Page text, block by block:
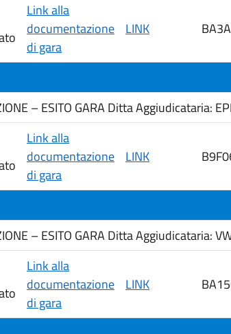
Link alla
documentazione
di gara
LINK
– ESITO GARA Ditta Aggiudicataria:
Link alla
documentazione
di gara
LINK
– ESITO GARA Ditta Aggiudicataria:
Link alla
documentazione
di gara
LINK